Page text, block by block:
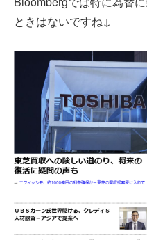
ときはないですね↓